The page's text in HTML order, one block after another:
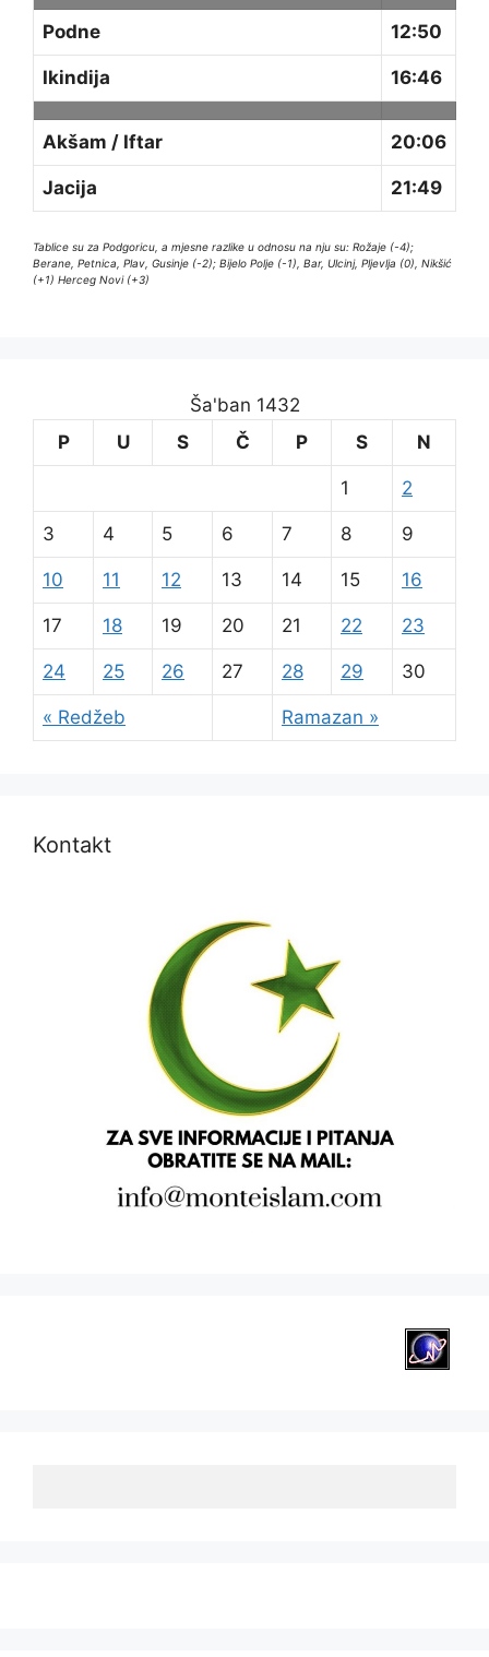
Podne 12:50
Ikindija 16:46
Akšam / Iftar 20:06
Jacija 21:49
Tablice su za Podgoricu, a mjesne razlike u odnosu na nju su: Rožaje (-4);
Berane, Petnica, Plav, Gusinje (-2); Bijelo Polje (-1), Bar, Ulcinj, Pljevlja (0), Nikšić
(+1) Herceg Novi (+3)
Ša'ban 1432
P
U S Č P S N
« Redžeb Ramazan »
1 2
3 4 5 6 7 8 9
10 11 12 13 14 15 16
17 18 19 20 21 22 23
24 25 26 27 28 29 30
Kontakt